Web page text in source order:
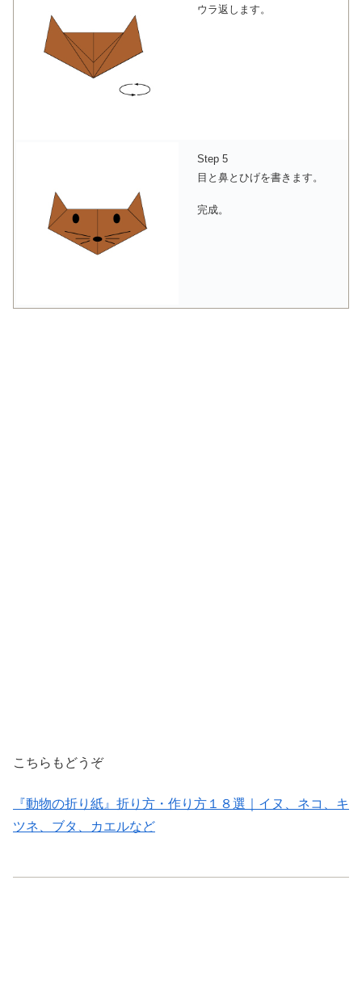
ウラ返します。
Step 5
目と鼻とひげを書きます。
完成。
こちらもどうぞ
『動物の折り紙』折り方・作り方１８選｜イヌ、ネコ、キ
ツネ、ブタ、カエルなど